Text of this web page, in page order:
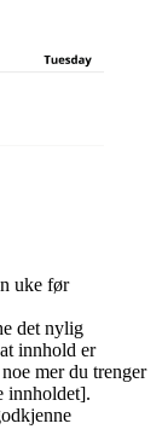
uke før
det nylig
innhold er
mer du trenger
innholdet].